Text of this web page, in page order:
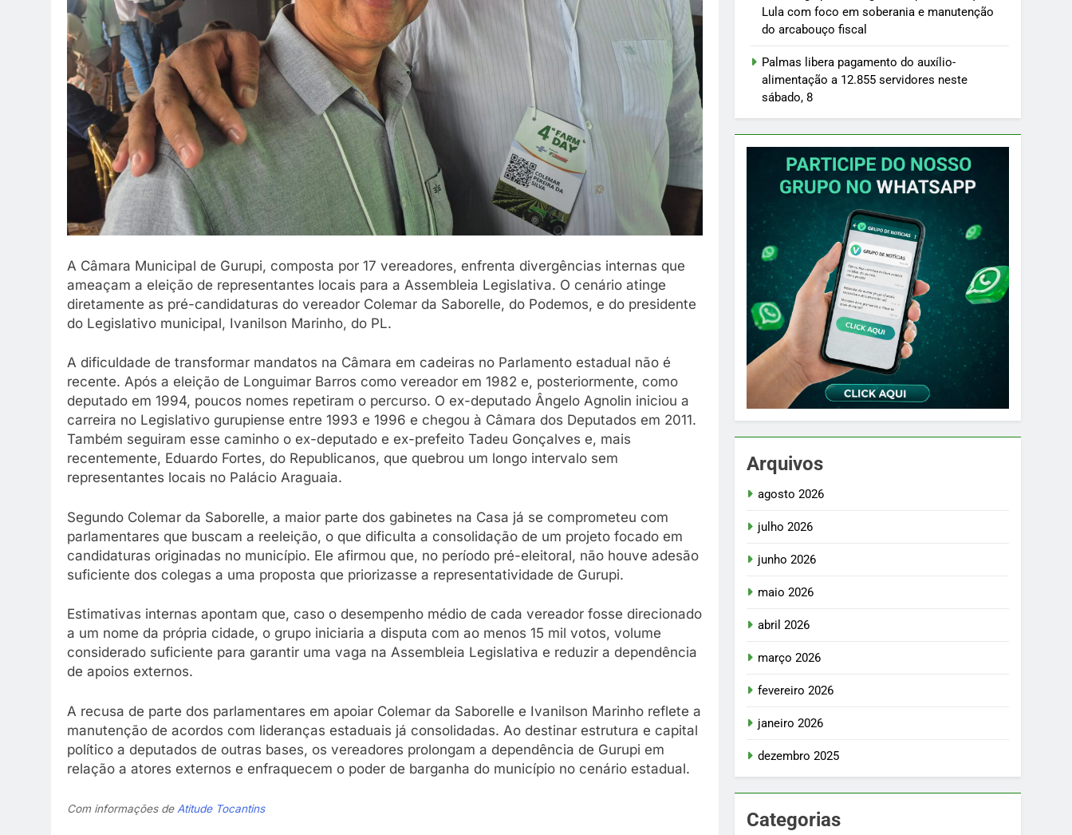
A Câmara Municipal de Gurupi, composta por 17 vereadores, enfrenta divergências internas que
ameaçam a eleição de representantes locais para a Assembleia Legislativa. O cenário atinge
diretamente as pré-candidaturas do vereador Colemar da Saborelle, do Podemos, e do presidente
do Legislativo municipal, Ivanilson Marinho, do PL.
A dificuldade de transformar mandatos na Câmara em cadeiras no Parlamento estadual não é
recente. Após a eleição de Longuimar Barros como vereador em 1982 e, posteriormente, como
deputado em 1994, poucos nomes repetiram o percurso. O ex-deputado Ângelo Agnolin iniciou a
carreira no Legislativo gurupiense entre 1993 e 1996 e chegou à Câmara dos Deputados em 2011.
Também seguiram esse caminho o ex-deputado e ex-prefeito Tadeu Gonçalves e, mais
recentemente, Eduardo Fortes, do Republicanos, que quebrou um longo intervalo sem
representantes locais no Palácio Araguaia.
Segundo Colemar da Saborelle, a maior parte dos gabinetes na Casa já se comprometeu com
parlamentares que buscam a reeleição, o que dificulta a consolidação de um projeto focado em
candidaturas originadas no município. Ele afirmou que, no período pré-eleitoral, não houve adesão
suficiente dos colegas a uma proposta que priorizasse a representatividade de Gurupi.
Estimativas internas apontam que, caso o desempenho médio de cada vereador fosse direcionado
a um nome da própria cidade, o grupo iniciaria a disputa com ao menos 15 mil votos, volume
considerado suficiente para garantir uma vaga na Assembleia Legislativa e reduzir a dependência
de apoios externos.
A recusa de parte dos parlamentares em apoiar Colemar da Saborelle e Ivanilson Marinho reflete a
manutenção de acordos com lideranças estaduais já consolidadas. Ao destinar estrutura e capital
político a deputados de outras bases, os vereadores prolongam a dependência de Gurupi em
relação a atores externos e enfraquecem o poder de barganha do município no cenário estadual.
Com informações deAtitude Tocantins
Lula com foco em soberania e manutenção
do arcabouço fiscal
Palmas libera pagamento do auxílio-
alimentação a 12.855 servidores neste
sábado, 8
Arquivos
agosto 2026
julho 2026
junho 2026
maio 2026
abril 2026
março 2026
fevereiro 2026
janeiro 2026
dezembro 2025
Categorias